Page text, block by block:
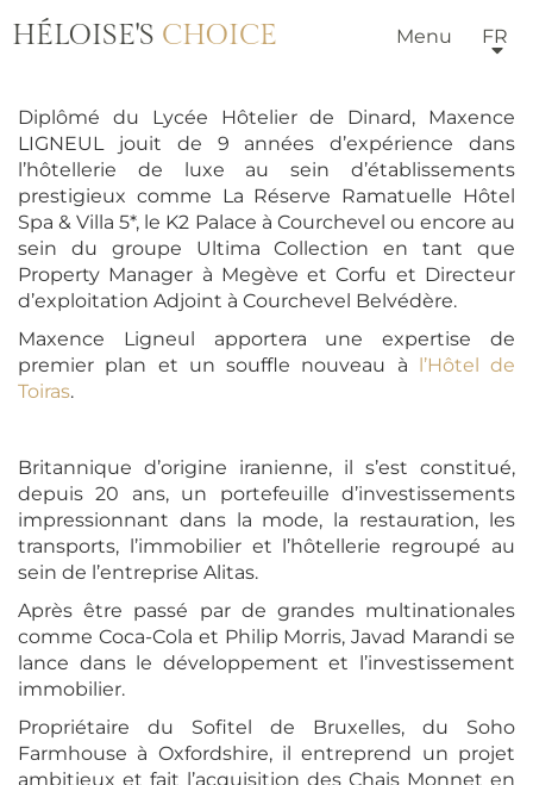
HÉLOISE'S CHOICE Menu FR
Diplômé du Lycée Hôtelier de Dinard, Maxence
LIGNEUL jouit de 9 années d’expérience dans
l’hôtellerie de luxe au sein d’établissements
prestigieux comme La Réserve Ramatuelle Hôtel
Spa & Villa 5*, le K2 Palace à Courchevel ou encore au
sein du groupe Ultima Collection en tant que
Property Manager à Megève et Corfu et Directeur
d’exploitation Adjoint à Courchevel Belvédère.
Maxence Ligneul apportera une expertise de
premier plan et un souffle nouveau à l’Hôtel de
Toiras.
Britannique d’origine iranienne, il s’est constitué,
depuis 20 ans, un portefeuille d’investissements
impressionnant dans la mode, la restauration, les
transports, l’immobilier et l’hôtellerie regroupé au
sein de l’entreprise Alitas.
Après être passé par de grandes multinationales
comme Coca-Cola et Philip Morris, Javad Marandi se
lance dans le développement et l’investissement
immobilier.
Propriétaire du Sofitel de Bruxelles, du Soho
Farmhouse à Oxfordshire, il entreprend un projet
ambitieux et fait l’acquisition des Chais Monnet en